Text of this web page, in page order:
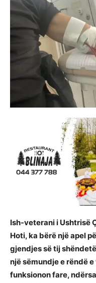
Ish-veterani i Ushtrisë
Hoti, ka bërë një apel
gjendjes së tij
një sëmundje e rëndë
funksionon fare,